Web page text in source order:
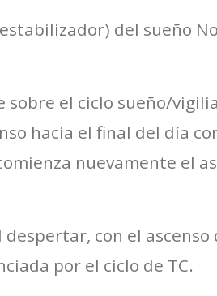
del sueño No
el ciclo sueño/
hacia el final del día
nuevamente el
con el ascenso
por el ciclo de TC.